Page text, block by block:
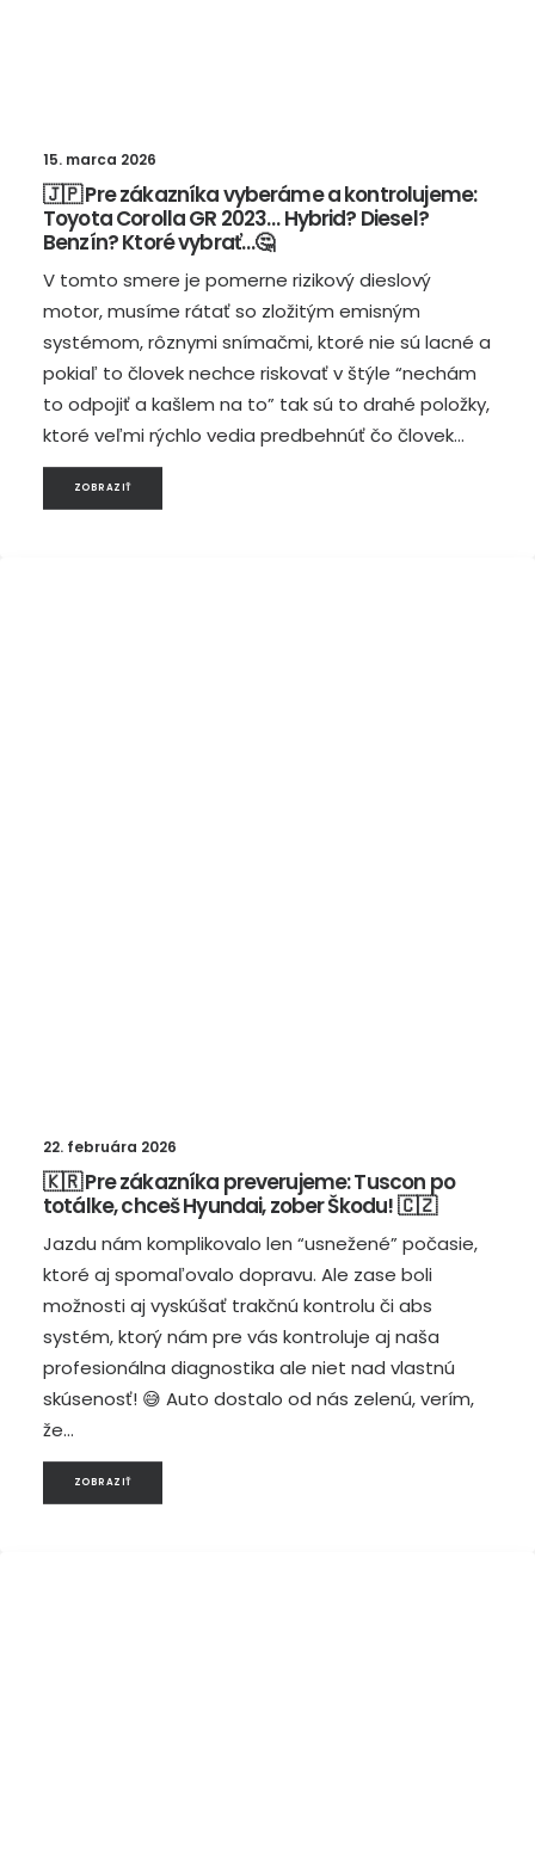
15. marca 2026
🇯🇵 Pre zákazníka vyberáme a kontrolujeme:
Toyota Corolla GR 2023… Hybrid? Diesel?
Benzín? Ktoré vybrať…🤔
V tomto smere je pomerne rizikový dieslový
motor, musíme rátať so zložitým emisným
systémom, rôznymi snímačmi, ktoré nie sú lacné a
pokiaľ to človek nechce riskovať v štýle “nechám
to odpojiť a kašlem na to” tak sú to drahé položky,
ktoré veľmi rýchlo vedia predbehnúť čo človek…
ZOBRAZIŤ
22. februára 2026
🇰🇷 Pre zákazníka preverujeme: Tuscon po
totálke, chceš Hyundai, zober Škodu! 🇨🇿
Jazdu nám komplikovalo len “usnežené” počasie,
ktoré aj spomaľovalo dopravu. Ale zase boli
možnosti aj vyskúšať trakčnú kontrolu či abs
systém, ktorý nám pre vás kontroluje aj naša
profesionálna diagnostika ale niet nad vlastnú
skúsenosť! 😅 Auto dostalo od nás zelenú, verím,
že…
ZOBRAZIŤ